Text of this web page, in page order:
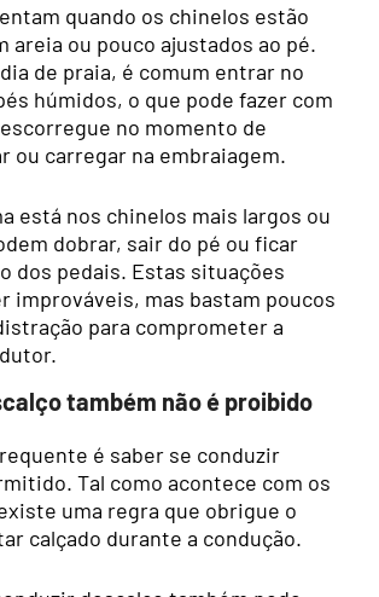
quando os chinelos estão
areia ou pouco ajustados ao pé.
de praia, é comum entrar no
húmidos, o que pode fazer com
no momento de
ou carregar na embraiagem.
está nos chinelos mais largos ou
dobrar, sair do pé ou ficar
dos pedais. Estas situações
improváveis, mas bastam poucos
para comprometer a
também não é proibido
é saber se conduzir
Tal como acontece com os
uma regra que obrigue o
calçado durante a condução.